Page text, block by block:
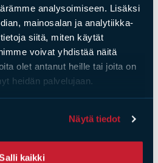
analysoimiseen. Lisäksi
mainosalan ja analytiikka-
siitä, miten käytät
voivat yhdistää näitä
olet antanut heille tai joita on
heidän palvelujaan.
Näytä tiedot
kaikki